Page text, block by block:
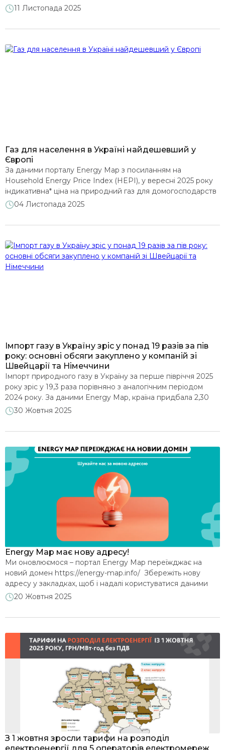
Києва становила 8,95 євроцента (далі по тексту “c€”) за
Для порівняння, у Берліні – найдорожчій столиці рейтингу
уп’ятеро дорожче, […]
11 Листопада 2025
Газ для населення в Україні найдешевший у
Європі
За даними порталу Energy Map з посиланням на
Household Energy Price Index (HEPI), у вересні 2025 року
індикативна* ціна на природний газ для домогосподарств
Києва становила 1,62 євроцента (далі по тексту “c€”) за
столиць. Для порівняння, найдорожчий газ у Стокгольмі
04 Листопада 2025
Імпорт газу в Україну зріс у понад 19 разів за пів
року: основні обсяги закуплено у компаній зі
Швейцарії та Німеччини
Імпорт природного газу в Україну за перше півріччя 2025
року зріс у 19,3 раза порівняно з аналогічним періодом
2024 року. За даними Energy Map, країна придбала 2,30
млрд куб. м* газу на суму $1,17 млрд, тоді як роком раніше
Водночас наведені дані можуть не відображати […]
30 Жовтня 2025
Energy Map має нову адресу!
Ми оновлюємося – портал Energy Map переїжджає на
новий домен https://energy-map.info/ Збережіть нову
адресу у закладках, щоб і надалі користуватися даними
про енергетику України. Усі функції порталу залишаються
використання. Дякуємо, що залишаєтесь з нами та
секторі.
20 Жовтня 2025
З 1 жовтня зросли тарифи на розподіл